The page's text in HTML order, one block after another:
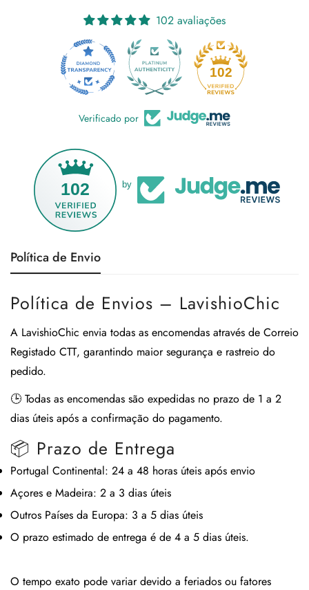
102 avaliações
102
Verificado por
102 by
Política de Envio
Política de Envios – LavishioChic
A LavishioChic envia todas as encomendas através de Correio
Registado CTT, garantindo maior segurança e rastreio do
pedido.
🕒 Todas as encomendas são expedidas no prazo de 1 a 2
dias úteis após a confirmação do pagamento.
📦 Prazo de Entrega
Portugal Continental: 24 a 48 horas úteis após envio
Açores e Madeira: 2 a 3 dias úteis
Outros Países da Europa: 3 a 5 dias úteis
O prazo estimado de entrega é de 4 a 5 dias úteis.
O tempo exato pode variar devido a feriados ou fatores